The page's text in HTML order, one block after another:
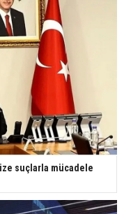
suçlarla mücadele